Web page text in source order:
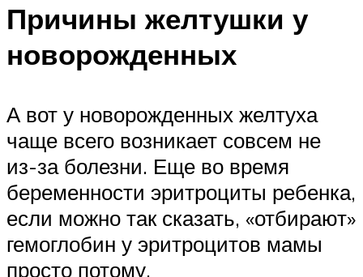
Причины желтушки у
новорожденных
А вот у новорожденных желтуха
чаще всего возникает совсем не
из-за болезни. Еще во время
беременности эритроциты ребенка,
если можно так сказать, «отбирают»
гемоглобин у эритроцитов мамы
просто потому,